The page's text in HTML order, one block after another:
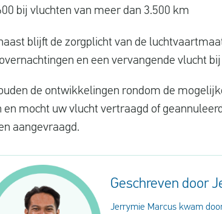
bij vluchten van meer dan 3.500 km
blijft de zorgplicht van de
en een vervangende vlucht
de ontwikkelingen rondom de
en mocht uw vlucht vertraagd of
aangevraagd.
Geschreven door
Jerrymie Marcus kwam